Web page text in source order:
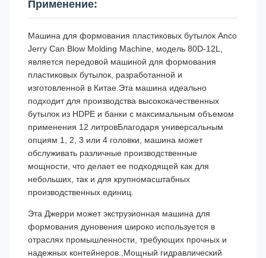
Применение:
Машина для формования пластиковых бутылок Anco
Jerry Can Blow Molding Machine, модель 80D-12L,
является передовой машиной для формования
пластиковых бутылок, разработанной и
изготовленной в Китае.Эта машина идеально
подходит для производства высококачественных
бутылок из HDPE и банки с максимальным объемом
применения 12 литровБлагодаря универсальным
опциям 1, 2, 3 или 4 головки, машина может
обслуживать различные производственные
мощности, что делает ее подходящей как для
небольших, так и для крупномасштабных
производственных единиц.
Эта Джерри может экструзионная машина для
формования дуновения широко используется в
отраслях промышленности, требующих прочных и
надежных контейнеров.,Мощный гидравлический